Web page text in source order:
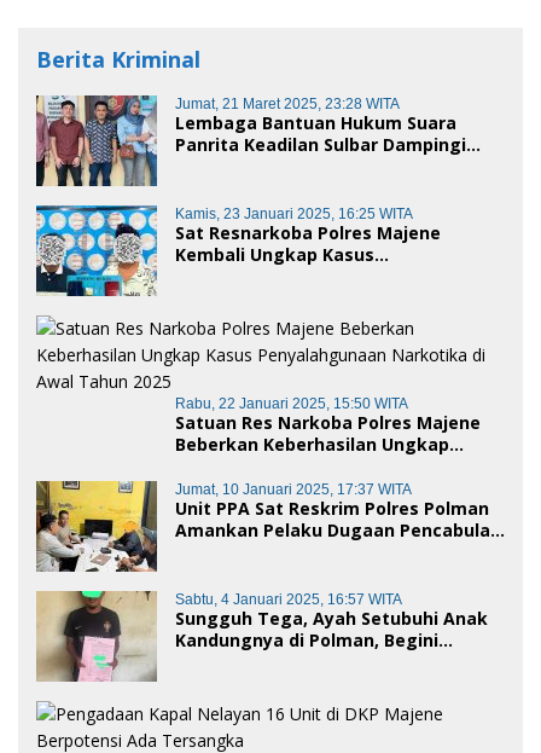
Berita Kriminal
Jumat, 21 Maret 2025, 23:28 WITA
Lembaga Bantuan Hukum Suara
Panrita Keadilan Sulbar Dampingi
Polman
Kamis, 23 Januari 2025, 16:25 WITA
Sat Resnarkoba Polres Majene
Kembali Ungkap Kasus
Rabu, 22 Januari 2025, 15:50 WITA
Satuan Res Narkoba Polres Majene
Beberkan Keberhasilan Ungkap
Awal Tahun 2025
Jumat, 10 Januari 2025, 17:37 WITA
Unit PPA Sat Reskrim Polres Polman
Amankan Pelaku Dugaan Pencabulan
Sabtu, 4 Januari 2025, 16:57 WITA
Sungguh Tega, Ayah Setubuhi Anak
Kandungnya di Polman, Begini